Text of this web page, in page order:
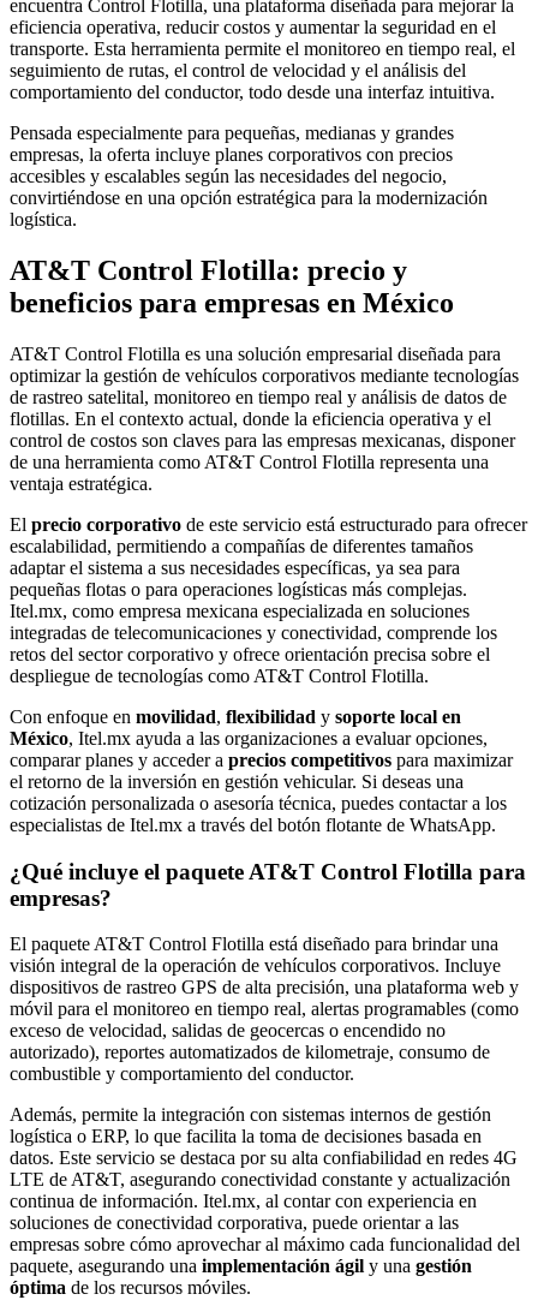
encuentra Control Flotilla, una plataforma diseñada para mejorar la
eficiencia operativa, reducir costos y aumentar la seguridad en el
transporte. Esta herramienta permite el monitoreo en tiempo real, el
seguimiento de rutas, el control de velocidad y el análisis del
comportamiento del conductor, todo desde una interfaz intuitiva.
Pensada especialmente para pequeñas, medianas y grandes
empresas, la oferta incluye planes corporativos con precios
accesibles y escalables según las necesidades del negocio,
convirtiéndose en una opción estratégica para la modernización
logística.
AT&T Control Flotilla: precio y
beneficios para empresas en México
AT&T Control Flotilla es una solución empresarial diseñada para
optimizar la gestión de vehículos corporativos mediante tecnologías
de rastreo satelital, monitoreo en tiempo real y análisis de datos de
flotillas. En el contexto actual, donde la eficiencia operativa y el
control de costos son claves para las empresas mexicanas, disponer
de una herramienta como AT&T Control Flotilla representa una
ventaja estratégica.
El precio corporativo de este servicio está estructurado para ofrecer
escalabilidad, permitiendo a compañías de diferentes tamaños
adaptar el sistema a sus necesidades específicas, ya sea para
pequeñas flotas o para operaciones logísticas más complejas.
Itel.mx, como empresa mexicana especializada en soluciones
integradas de telecomunicaciones y conectividad, comprende los
retos del sector corporativo y ofrece orientación precisa sobre el
despliegue de tecnologías como AT&T Control Flotilla.
Con enfoque en movilidad, flexibilidad y soporte local en
México, Itel.mx ayuda a las organizaciones a evaluar opciones,
comparar planes y acceder a precios competitivos para maximizar
el retorno de la inversión en gestión vehicular. Si deseas una
cotización personalizada o asesoría técnica, puedes contactar a los
especialistas de Itel.mx a través del botón flotante de WhatsApp.
¿Qué incluye el paquete AT&T Control Flotilla para
empresas?
El paquete AT&T Control Flotilla está diseñado para brindar una
visión integral de la operación de vehículos corporativos. Incluye
dispositivos de rastreo GPS de alta precisión, una plataforma web y
móvil para el monitoreo en tiempo real, alertas programables (como
exceso de velocidad, salidas de geocercas o encendido no
autorizado), reportes automatizados de kilometraje, consumo de
combustible y comportamiento del conductor.
Además, permite la integración con sistemas internos de gestión
logística o ERP, lo que facilita la toma de decisiones basada en
datos. Este servicio se destaca por su alta confiabilidad en redes 4G
LTE de AT&T, asegurando conectividad constante y actualización
continua de información. Itel.mx, al contar con experiencia en
soluciones de conectividad corporativa, puede orientar a las
empresas sobre cómo aprovechar al máximo cada funcionalidad del
paquete, asegurando una implementación ágil y una gestión
óptima de los recursos móviles.